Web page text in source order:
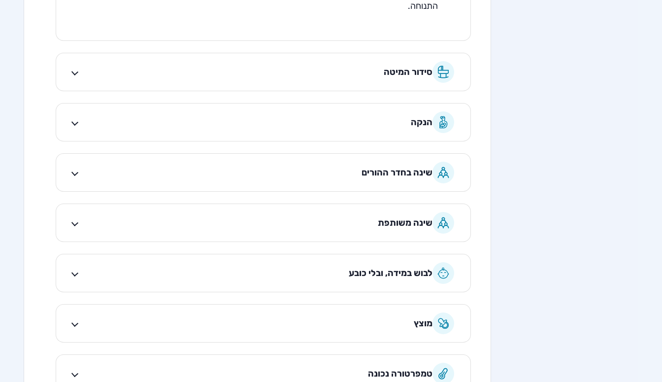
התנוחה.
סידור המיטה
הנקה
שינה בחדר ההורים
שינה משותפת
לבוש במידה, ובלי כובע
מוצץ
טמפרטורה נכונה